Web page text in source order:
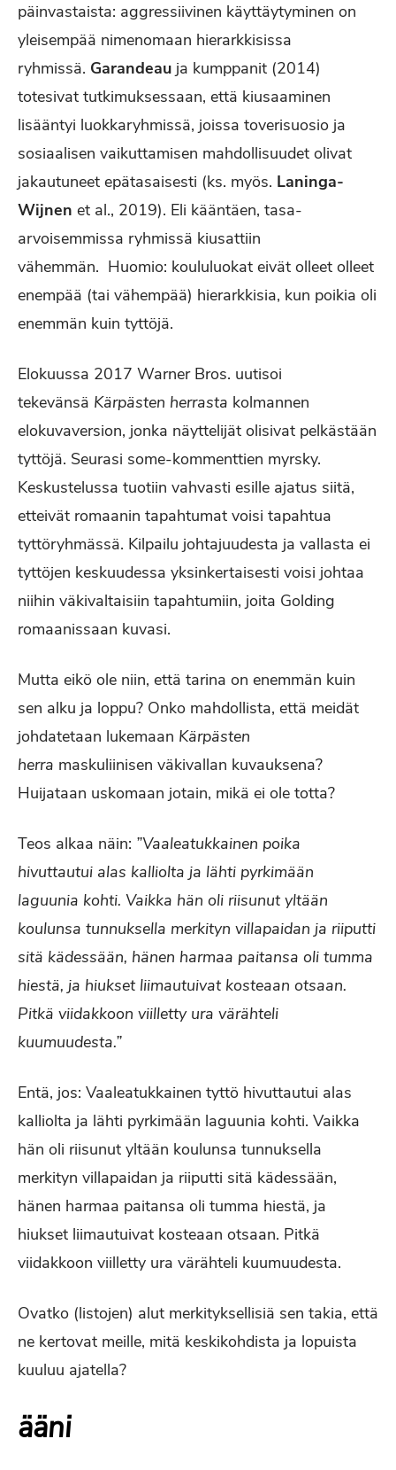
päinvastaista: aggressiivinen käyttäytyminen on
yleisempää nimenomaan hierarkkisissa
ryhmissä. Garandeau ja kumppanit (2014)
totesivat tutkimuksessaan, että kiusaaminen
lisääntyi luokkaryhmissä, joissa toverisuosio ja
sosiaalisen vaikuttamisen mahdollisuudet olivat
jakautuneet epätasaisesti (ks. myös. Laninga-
Wijnen et al., 2019). Eli kääntäen, tasa-
arvoisemmissa ryhmissä kiusattiin
vähemmän. Huomio: koululuokat eivät olleet olleet
enempää (tai vähempää) hierarkkisia, kun poikia oli
enemmän kuin tyttöjä.
Elokuussa 2017 Warner Bros. uutisoi
tekevänsä Kärpästen herrasta kolmannen
elokuvaversion, jonka näyttelijät olisivat pelkästään
tyttöjä. Seurasi some-kommenttien myrsky.
Keskustelussa tuotiin vahvasti esille ajatus siitä,
etteivät romaanin tapahtumat voisi tapahtua
tyttöryhmässä. Kilpailu johtajuudesta ja vallasta ei
tyttöjen keskuudessa yksinkertaisesti voisi johtaa
niihin väkivaltaisiin tapahtumiin, joita Golding
romaanissaan kuvasi.
Mutta eikö ole niin, että tarina on enemmän kuin
sen alku ja loppu? Onko mahdollista, että meidät
johdatetaan lukemaan Kärpästen
herra maskuliinisen väkivallan kuvauksena?
Huijataan uskomaan jotain, mikä ei ole totta?
Teos alkaa näin: ”Vaaleatukkainen poika
hivuttautui alas kalliolta ja lähti pyrkimään
laguunia kohti. Vaikka hän oli riisunut yltään
koulunsa tunnuksella merkityn villapaidan ja riiputti
sitä kädessään, hänen harmaa paitansa oli tumma
hiestä, ja hiukset liimautuivat kosteaan otsaan.
Pitkä viidakkoon viilletty ura värähteli
kuumuudesta.”
Entä, jos: Vaaleatukkainen tyttö hivuttautui alas
kalliolta ja lähti pyrkimään laguunia kohti. Vaikka
hän oli riisunut yltään koulunsa tunnuksella
merkityn villapaidan ja riiputti sitä kädessään,
hänen harmaa paitansa oli tumma hiestä, ja
hiukset liimautuivat kosteaan otsaan. Pitkä
viidakkoon viilletty ura värähteli kuumuudesta.
Ovatko (listojen) alut merkityksellisiä sen takia, että
ne kertovat meille, mitä keskikohdista ja lopuista
kuuluu ajatella?
ääni